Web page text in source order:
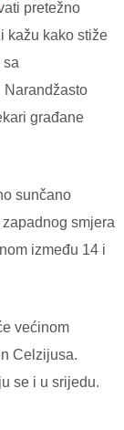
pretežno
kažu kako stiže
sa
Narandžasto
građane
sunčano
smjera
između 14 i
većinom
Celzijusa.
se i u srijedu.